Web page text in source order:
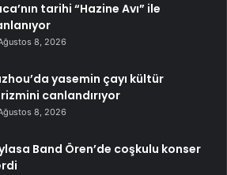
tarihi “Hazine Avı” ile
8, 2026
yasemin çayı kültür
canlandırıyor
8, 2026
Band Ören’de coşkulu konser